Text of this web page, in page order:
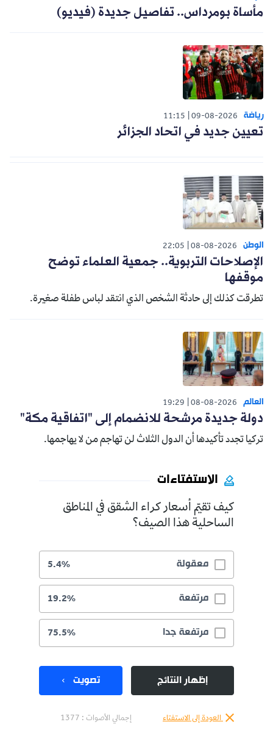
مأساة بومرداس.. تفاصيل جديدة (فيديو)
رياضة 09-08-2026
11:15
تعيين جديد في اتحاد الجزائر
الوطن 08-08-2026
22:05
الإصلاحات التربوية.. جمعية العلماء توضح
موقفها
تطرقت كذلك إلى حادثة الشخص الذي انتقد لباس طفلة صغيرة.
العالم 08-08-2026
19:29
دولة جديدة مرشحة للانضمام إلى "اتفاقية مكة"
تركيا تجدد تأكيدها أن الدول الثلاث لن تهاجم من لا يهاجمها.
الاستفتاءات
كيف تقيّم أسعار كراء الشقق في المناطق
الساحلية هذا الصيف؟
معقولة 5.4%
مرتفعة 19.2%
مرتفعة جدا 75.5%
إظهار النتائج تصويت
العودة إلى الاستفتاء إجمالي الأصوات : 1377